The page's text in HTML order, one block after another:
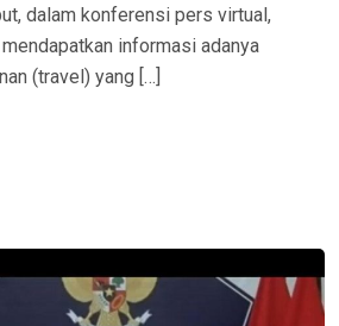
dalam konferensi pers virtual,
informasi adanya
(travel) yang […]